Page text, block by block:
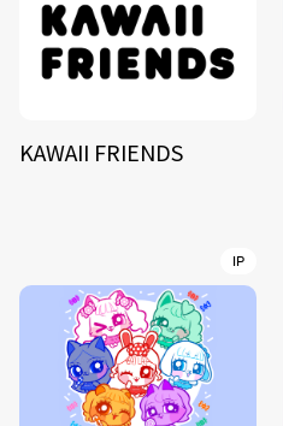
KAWAII FRIENDS
IP